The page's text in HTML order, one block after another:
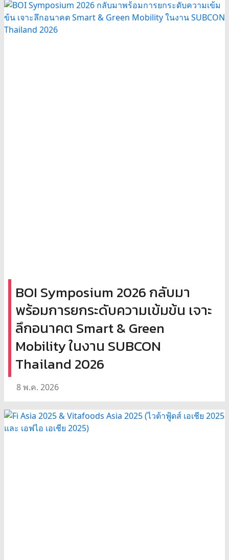
BOI Symposium 2026 กลับมา
พร้อมการยกระดับความเข้มข้น เจาะ
ลึกอนาคต Smart & Green
Mobility ในงาน SUBCON
Thailand 2026
8 พ.ค. 2026